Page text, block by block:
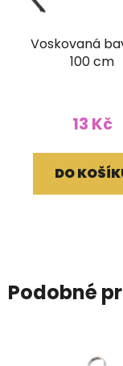
Voskovaná
100 cm
13 Kč
DO
Podobné